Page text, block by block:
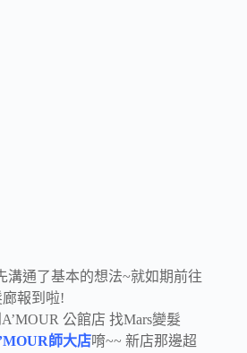
溝通了基本的想法~就如期前往
廊報到啦!
公館店 找Mars變髮
師大店唷~~ 新店那邊超